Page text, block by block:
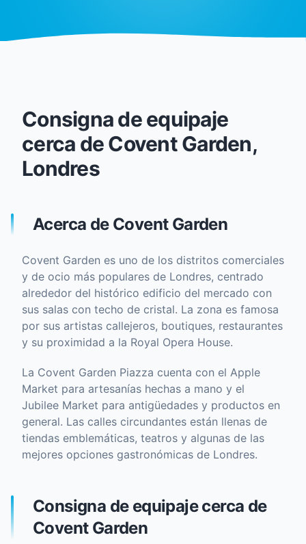
Consigna de equipaje
cerca de Covent Garden,
Londres
Acerca de Covent Garden
Covent Garden es uno de los distritos comerciales
y de ocio más populares de Londres, centrado
alrededor del histórico edificio del mercado con
sus salas con techo de cristal. La zona es famosa
por sus artistas callejeros, boutiques, restaurantes
y su proximidad a la Royal Opera House.
La Covent Garden Piazza cuenta con el Apple
Market para artesanías hechas a mano y el
Jubilee Market para antigüedades y productos en
general. Las calles circundantes están llenas de
tiendas emblemáticas, teatros y algunas de las
mejores opciones gastronómicas de Londres.
Consigna de equipaje cerca de
Covent Garden